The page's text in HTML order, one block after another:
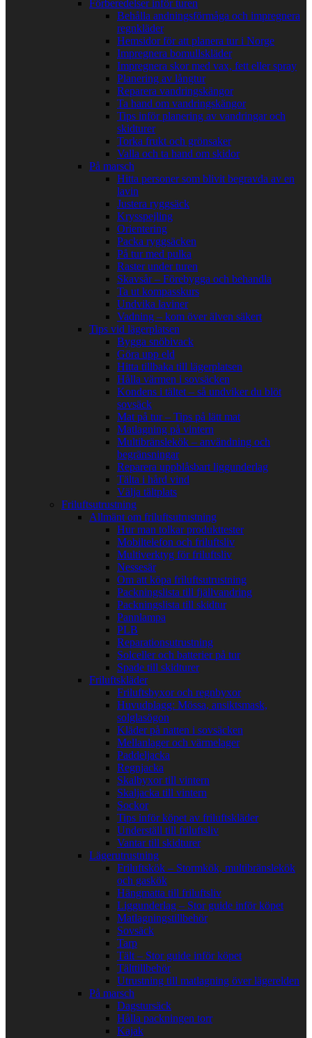
Förberedelser inför turen
Behålla andningsförmåga och impregnera
regnkläder
Hemsidor för att planera tur i Norge
Impregnera bomullskläder
Impregnera skor med vax, fett eller spray
Planering av långtur
Reparera vandringskängor
Ta hand om vandringskängor
Tips inför planering av vandringar och
skidturer
Torka frukt och grönsaker
Valla och ta hand om skidor
På marsch
Hitta personer som blivit begravda av en
lavin
Justera ryggsäck
Krysspejling
Orientering
Packa ryggsäcken
På tur med pulka
Raster under turen
Skavsår – Förebygga och behandla
Ta ut kompasskurs
Undvika laviner
Vadning – kom över älven säkert
Tips vid lägerplatsen
Bygga snöbivack
Göra upp eld
Hitta tillbaka till lägerplatsen
Hålla värmen i sovsäcken
Kondens i tältet – så undviker du blöt
sovsäck
Mat på tur – Tips på lätt mat
Matlagning på vintern
Multibränslekök – användning och
begränsningar
Reparera uppblåsbart liggunderlag
Tälta i hård vind
Välja tältplats
Friluftsutrustning
Allmänt om friluftsutrustning
Hur man tolkar produkttester
Mobiltelefon och friluftsliv
Multiverktyg för friluftsliv
Nessesär
Om att köpa friluftsutrustning
Packningslista till fjällvandring
Packningslista till skidtur
Pannlampa
PLB
Reparationsutrustning
Solceller och batterier på tur
Spade till skidturer
Friluftskläder
Friluftsbyxor och regnbyxor
Huvudplagg: Mössa, ansiktsmask,
solglasögon
Kläder på natten i sovsäcken
Mellanlager och värmelager
Paddeljacka
Regnjacka
Skalbyxor till vintern
Skaljacka till vintern
Sockor
Tips inför köpet av friluftskläder
Underställ till friluftsliv
Vantar till skidturer
Lägerutrustning
Friluftskök – Stormkök, multibränslekök
och gaskök
Hängmatta till friluftsliv
Liggunderlag – Stor guide inför köpet
Matlagningstillbehör
Sovsäck
Tarp
Tält – Stor guide inför köpet
Tälttillbehör
Utrustning till matlagning över lägerelden
På marsch
Dagstursäck
Hålla packningen torr
Kajak